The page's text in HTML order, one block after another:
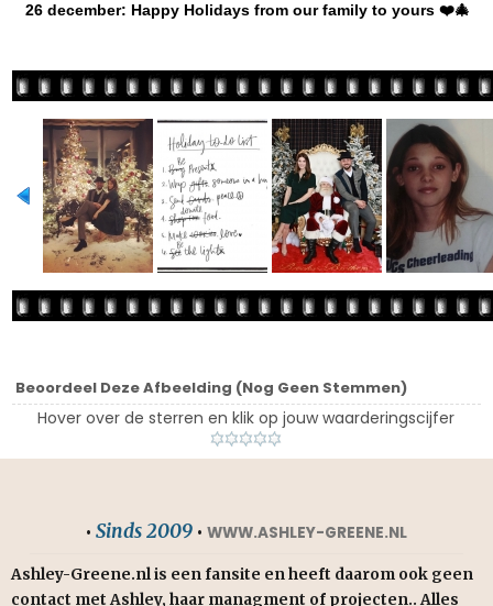
26 december: Happy Holidays from our family to yours ❤️🎄
Beoordeel Deze Afbeelding (Nog Geen Stemmen)
Hover over de sterren en klik op jouw waarderingscijfer
• Sinds 2009 • WWW.ASHLEY-GREENE.NL
Ashley-Greene.nl is een fansite en heeft daarom ook geen
contact met Ashley, haar managment of projecten.. Alles